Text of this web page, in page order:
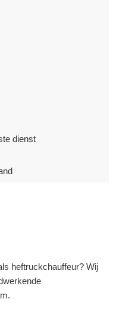
dienst
heftruckchauffeur? Wij